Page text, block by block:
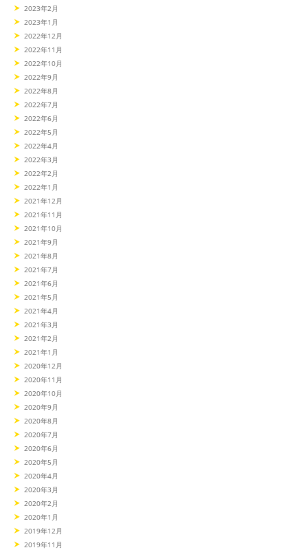
2023年2月
2023年1月
2022年12月
2022年11月
2022年10月
2022年9月
2022年8月
2022年7月
2022年6月
2022年5月
2022年4月
2022年3月
2022年2月
2022年1月
2021年12月
2021年11月
2021年10月
2021年9月
2021年8月
2021年7月
2021年6月
2021年5月
2021年4月
2021年3月
2021年2月
2021年1月
2020年12月
2020年11月
2020年10月
2020年9月
2020年8月
2020年7月
2020年6月
2020年5月
2020年4月
2020年3月
2020年2月
2020年1月
2019年12月
2019年11月